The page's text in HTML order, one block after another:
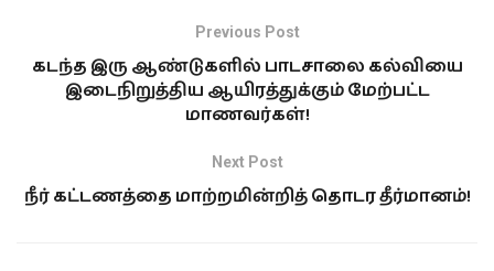
Previous Post
கடந்த இரு ஆண்டுகளில் பாடசாலை கல்வியை
இடைநிறுத்திய ஆயிரத்துக்கும் மேற்பட்ட
மாணவர்கள்!
Next Post
நீர் கட்டணத்தை மாற்றமின்றித் தொடர தீர்மானம்!